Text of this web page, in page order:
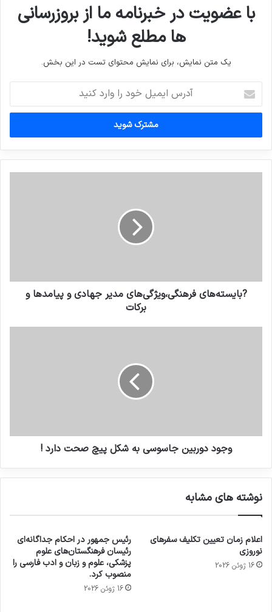
با عضویت در خبرنامه ما از بروزرسانی
ها مطلع شوید!
یک متن نمایش، برای نمایش محتوای تست در این بخش.
ایمیل
خود
وارد
کنید
?بایسته‌های فرهنگی،ویژگی‌های مدیر جهادی و پیامدها و
برکات
وجود دوربین جاسوسی به شکل پیچ صحت دارد !
نوشته های مشابه
اعلام زمان تعیین تکلیف سفرهای
نوروزی
16 ژوئن 2026
رئیس جمهور در احکام جداگانه‌ای
رئیسان فرهنگستان‌های علوم
پزشکی، علوم و زبان و ادب فارسی را
منصوب کرد.
16 ژوئن 2026